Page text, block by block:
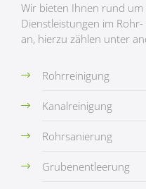
Wir bieten Ihnen rund
Dienstleistungen im
an, hierzu zählen unter
Rohrreinigung
Kanalreinigung
Rohrsanierung
Grubenentleerung